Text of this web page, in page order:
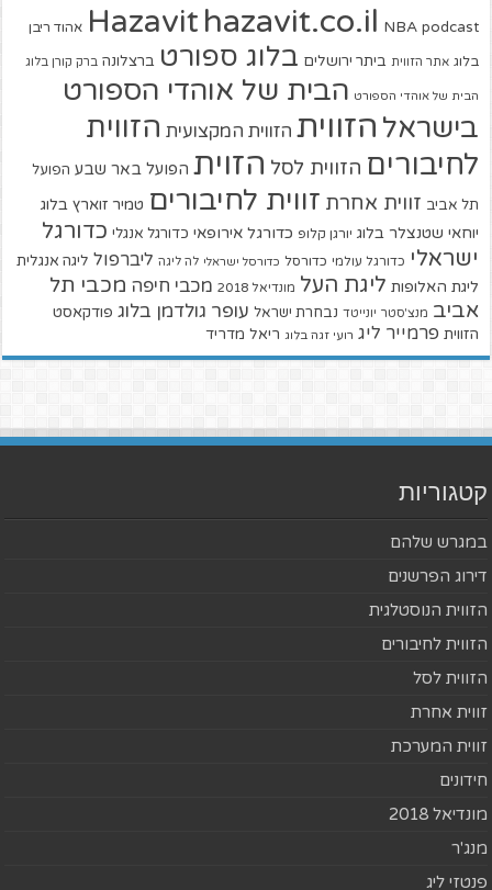
Hazavit hazavit.co.il NBA podcast אהוד ריבן
בלוג אתר הזווית ביתר ירושלים בלוג ספורט ברצלונה ברק קורן בלוג
הבית של אוהדי הספורט הבית של אוהדי הספורט
בישראל הזווית הזווית המקצועית הזווית
לחיבורים הזווית לסל הזוית הפועל באר שבע הפועל
תל אביב זווית אחרת זווית לחיבורים טמיר זוארץ בלוג
יוחאי שטנצלר בלוג יורגן קלופ כדורגל אירופאי כדורגל אנגלי כדורגל
ישראלי כדורגל עולמי כדורסל כדורסל ישראלי לה ליגה ליברפול ליגה אנגלית
ליגת האלופות ליגת העל מונדיאל 2018 מכבי חיפה מכבי תל
אביב מנצ'סטר יונייטד נבחרת ישראל עופר גולדמן בלוג פודקאסט
הזווית פרמייר ליג רועי זגה בלוג ריאל מדריד
קטגוריות
במגרש שלהם
דירוג הפרשנים
הזווית הנוסטלגית
הזווית לחיבורים
הזווית לסל
זווית אחרת
זווית המערכת
חידונים
מונדיאל 2018
מנג'ר
פנטזי ליג